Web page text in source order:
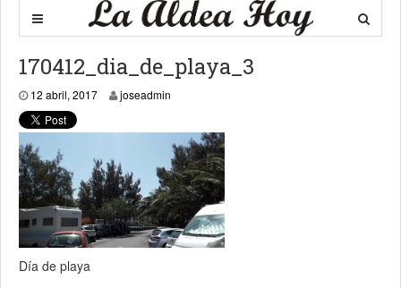
170412_dia_de_playa_3
12 abril, 201712 abril, 2017
joseadmin
Día de playa